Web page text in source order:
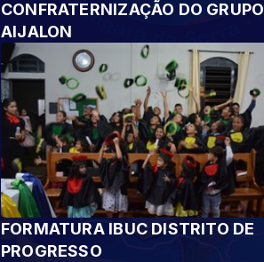
CONFRATERNIZAÇÃO DO GRUPO
AIJALON
FORMATURA IBUC DISTRITO DE
PROGRESSO